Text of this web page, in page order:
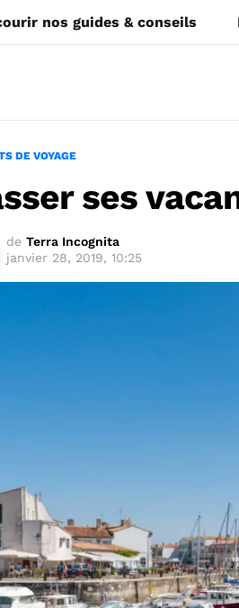
nos guides & conseils
DE VOYAGE
ses
de Terra Incognita
janvier 28, 2019, 10:25